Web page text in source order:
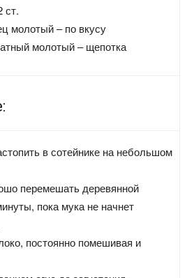
ст.
молотый – по вкусу
молотый – щепотка
в сотейнике на небольшом
перемешать деревянной
пока мука не начнет
постоянно помешивая и